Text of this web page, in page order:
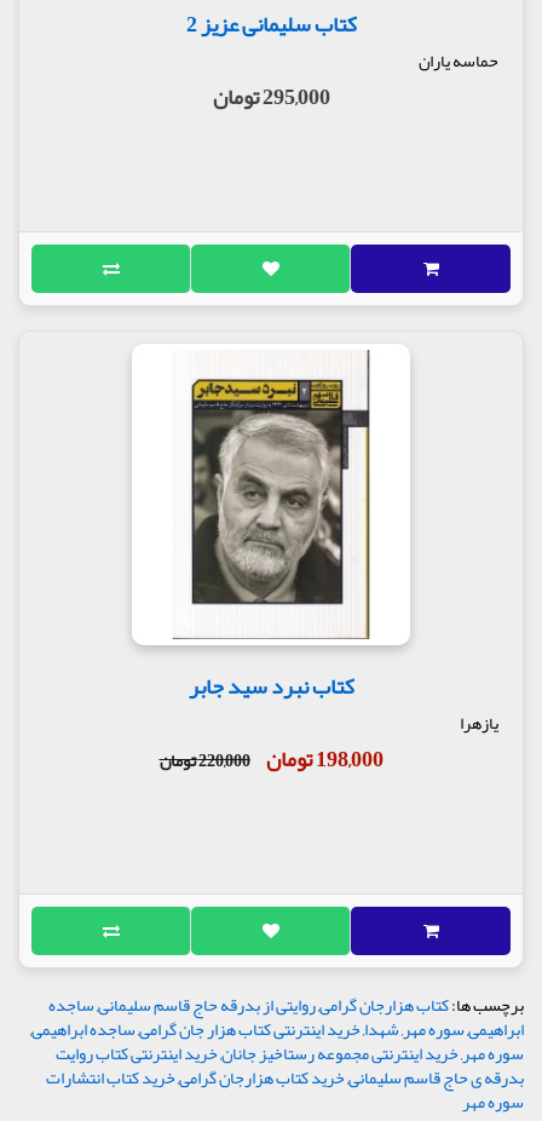
کتاب سلیمانی عزیز 2
حماسه یاران
295,000 تومان
کتاب نبرد سید جابر
یازهرا
198,000 تومان 220,000 تومان
برچسب ها:کتاب هزارجان گرامی,روایتی از بدرقه حاج قاسم سلیمانی,ساجده
ابراهیمی,سوره مهر,شهدا,خرید اینترنتی کتاب هزار جان گرامی,ساجده ابراهیمی,
سوره مهر,خرید اینترنتی مجموعه رستاخیز جانان,خرید اینترنتی کتاب روایت
بدرقه ی حاج قاسم سلیمانی,خرید کتاب هزارجان گرامی,خرید کتاب انتشارات
سوره مهر